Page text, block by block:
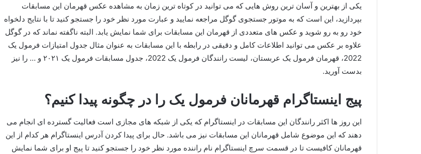
یکی از بهترین و آسان ترین روش هایی که می توانید در کوتاه ترین زمان به مشاهده عکس قهرمان این مسابقات
بپردازید، این است که به موتور جستجوی گوگل مراجعه نمایید و عبارت مورد نظر خود را جستجو کنید تا با نتایج دلخواه
خود رو به رو شوید و عکس های متعددی از قهرمان این مسابقات برای شما نمایش یابد. البته ناگفته نماند که در گوگل
علاوه بر عکس می توانید اطلاعات کامل و دقیقی در رابطه با این مسابقات به عنوان مثال جدول امتیازات فرمول یک
2022، قهرمان فرمول یک عربستان، لیست رانندگان فرمول یک 2022، جدول مسابقات فرمول یک ۲۰۲۱ و … را نیز
بدست آورید.
پیج اینستاگرام قهرمانان فرمول یک را در چگونه پیدا کنیم؟
این روز ها اکثر رانندگان این مسابقات در اینستاگرام که یکی از شبکه‌ های مجازی است فعالیت گسترده ای انجام می‌
دهند که این موضوع شامل قهرمانان این مسابقات نیز می باشد. حال برای پیدا کردن آدرس اینستاگرام هر کدام از این
قهرمانان کافیست تا در قسمت سرچ اینستاگرام نام راننده مورد نظر خود را جستجو کنید تا پیج او برای شما نمایش